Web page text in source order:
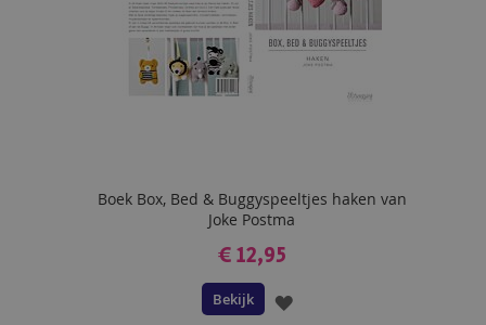
Boek Box, Bed & Buggyspeeltjes haken van
Joke Postma
€ 12,95
Bekijk
VOEG